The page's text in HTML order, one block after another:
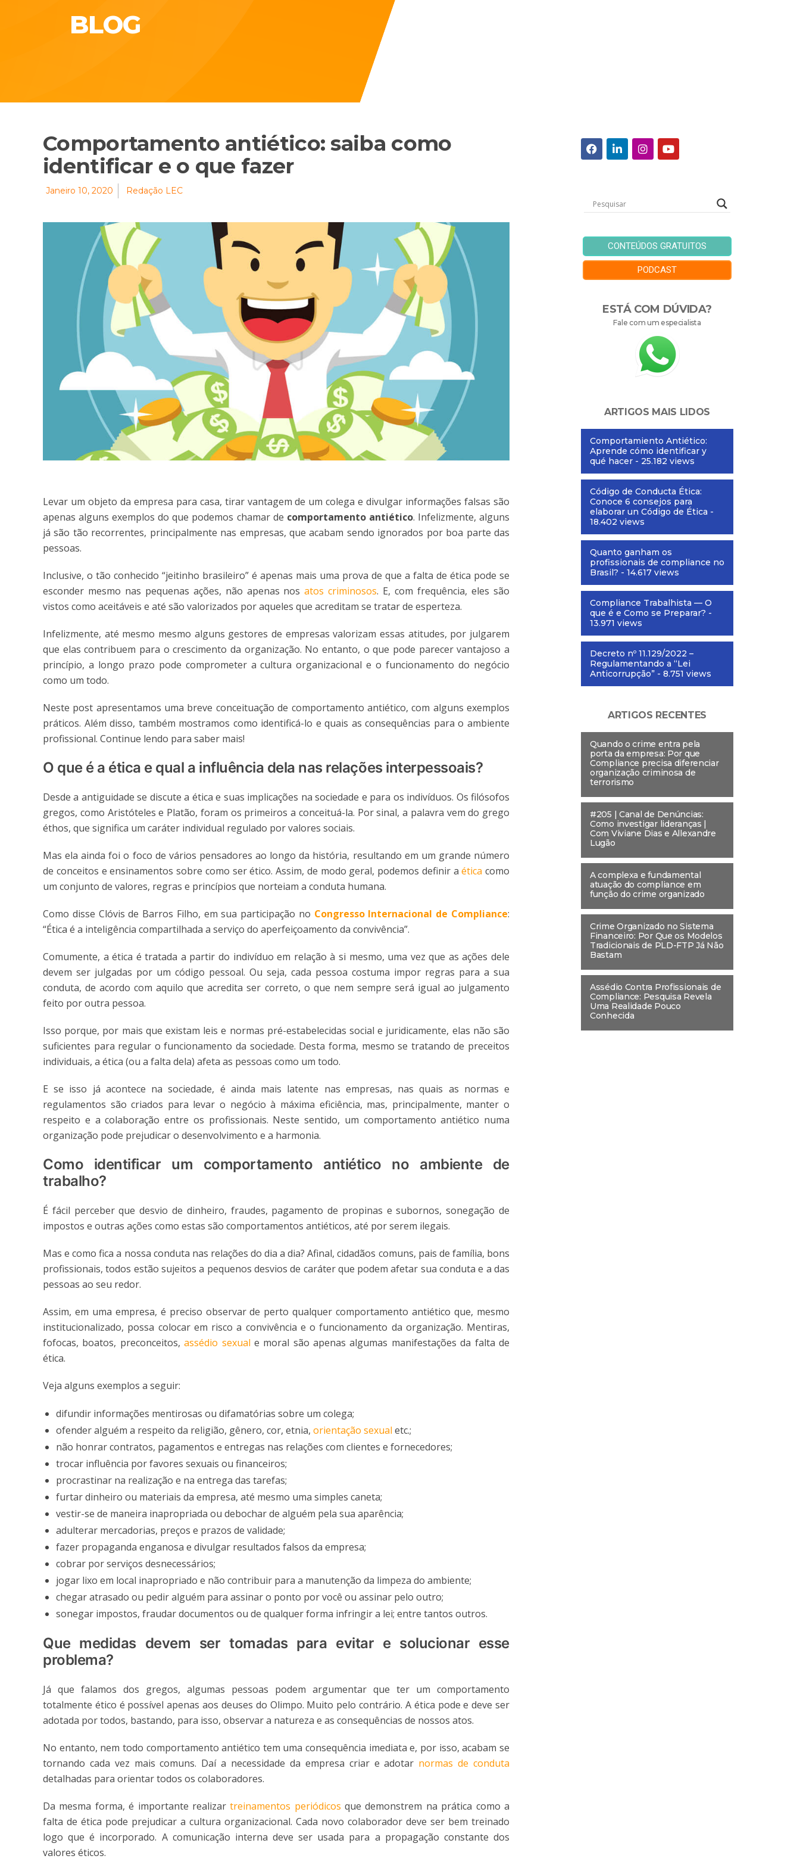
BLOG
Comportamento antiético: saiba como
identificar e o que fazer
Janeiro 10, 2020 Redação LEC
Levar um objeto da empresa para casa, tirar vantagem de um colega e divulgar informações falsas são
apenas alguns exemplos do que podemos chamar de comportamento antiético. Infelizmente, alguns
já são tão recorrentes, principalmente nas empresas, que acabam sendo ignorados por boa parte das
pessoas.
Inclusive, o tão conhecido “jeitinho brasileiro” é apenas mais uma prova de que a falta de ética pode se
esconder mesmo nas pequenas ações, não apenas nosatos criminosos. E, com frequência, eles são
vistos como aceitáveis e até são valorizados por aqueles que acreditam se tratar de esperteza.
Infelizmente, até mesmo mesmo alguns gestores de empresas valorizam essas atitudes, por julgarem
que elas contribuem para o crescimento da organização. No entanto, o que pode parecer vantajoso a
princípio, a longo prazo pode comprometer a cultura organizacional e o funcionamento do negócio
como um todo.
Neste post apresentamos uma breve conceituação de comportamento antiético, com alguns exemplos
práticos. Além disso, também mostramos como identificá-lo e quais as consequências para o ambiente
profissional. Continue lendo para saber mais!
O que é a ética e qual a influência dela nas relações interpessoais?
Desde a antiguidade se discute a ética e suas implicações na sociedade e para os indivíduos. Os filósofos
gregos, como Aristóteles e Platão, foram os primeiros a conceituá-la. Por sinal, a palavra vem do grego
éthos, que significa um caráter individual regulado por valores sociais.
Mas ela ainda foi o foco de vários pensadores ao longo da história, resultando em um grande número
de conceitos e ensinamentos sobre como ser ético. Assim, de modo geral, podemos definir aética como
um conjunto de valores, regras e princípios que norteiam a conduta humana.
Como disse Clóvis de Barros Filho, em sua participação no Congresso Internacional de Compliance:
“Ética é a inteligência compartilhada a serviço do aperfeiçoamento da convivência”.
Comumente, a ética é tratada a partir do indivíduo em relação à si mesmo, uma vez que as ações dele
devem ser julgadas por um código pessoal. Ou seja, cada pessoa costuma impor regras para a sua
conduta, de acordo com aquilo que acredita ser correto, o que nem sempre será igual ao julgamento
feito por outra pessoa.
Isso porque, por mais que existam leis e normas pré-estabelecidas social e juridicamente, elas não são
suficientes para regular o funcionamento da sociedade. Desta forma, mesmo se tratando de preceitos
individuais, a ética (ou a falta dela) afeta as pessoas como um todo.
E se isso já acontece na sociedade, é ainda mais latente nas empresas, nas quais as normas e
regulamentos são criados para levar o negócio à máxima eficiência, mas, principalmente, manter o
respeito e a colaboração entre os profissionais. Neste sentido, um comportamento antiético numa
organização pode prejudicar o desenvolvimento e a harmonia.
Como identificar um comportamento antiético no ambiente de
trabalho?
É fácil perceber que desvio de dinheiro, fraudes, pagamento de propinas e subornos, sonegação de
impostos e outras ações como estas são comportamentos antiéticos, até por serem ilegais.
Mas e como fica a nossa conduta nas relações do dia a dia? Afinal, cidadãos comuns, pais de família, bons
profissionais, todos estão sujeitos a pequenos desvios de caráter que podem afetar sua conduta e a das
pessoas ao seu redor.
Assim, em uma empresa, é preciso observar de perto qualquer comportamento antiético que, mesmo
institucionalizado, possa colocar em risco a convivência e o funcionamento da organização. Mentiras,
fofocas, boatos, preconceitos,assédio sexual e moral são apenas algumas manifestações da falta de
ética.
Veja alguns exemplos a seguir:
difundir informações mentirosas ou difamatórias sobre um colega;
ofender alguém a respeito da religião, gênero, cor, etnia, orientação sexual etc.;
não honrar contratos, pagamentos e entregas nas relações com clientes e fornecedores;
trocar influência por favores sexuais ou financeiros;
procrastinar na realização e na entrega das tarefas;
furtar dinheiro ou materiais da empresa, até mesmo uma simples caneta;
vestir-se de maneira inapropriada ou debochar de alguém pela sua aparência;
adulterar mercadorias, preços e prazos de validade;
fazer propaganda enganosa e divulgar resultados falsos da empresa;
cobrar por serviços desnecessários;
jogar lixo em local inapropriado e não contribuir para a manutenção da limpeza do ambiente;
chegar atrasado ou pedir alguém para assinar o ponto por você ou assinar pelo outro;
sonegar impostos, fraudar documentos ou de qualquer forma infringir a lei; entre tantos outros.
Que medidas devem ser tomadas para evitar e solucionar esse
problema?
Já que falamos dos gregos, algumas pessoas podem argumentar que ter um comportamento
totalmente ético é possível apenas aos deuses do Olimpo. Muito pelo contrário. A ética pode e deve ser
adotada por todos, bastando, para isso, observar a natureza e as consequências de nossos atos.
No entanto, nem todo comportamento antiético tem uma consequência imediata e, por isso, acabam se
tornando cada vez mais comuns. Daí a necessidade da empresa criar e adotar normas de conduta
detalhadas para orientar todos os colaboradores.
Da mesma forma, é importante realizartreinamentos periódicos que demonstrem na prática como a
falta de ética pode prejudicar a cultura organizacional. Cada novo colaborador deve ser bem treinado
logo que é incorporado. A comunicação interna deve ser usada para a propagação constante dos
valores éticos.
CONTEÚDOS GRATUITOS
PODCAST
ESTÁ COM DÚVIDA?
Fale com um especialista
ARTIGOS MAIS LIDOS
Comportamiento Antiético:
Aprende cómo identificar y
qué hacer - 25.182 views
Código de Conducta Ética:
Conoce 6 consejos para
elaborar un Código de Ética -
18.402 views
Quanto ganham os
profissionais de compliance no
Brasil? - 14.617 views
Compliance Trabalhista — O
que é e Como se Preparar? -
13.971 views
Decreto nº 11.129/2022 –
Regulamentando a “Lei
Anticorrupção” - 8.751 views
ARTIGOS RECENTES
Quando o crime entra pela
porta da empresa: Por que
Compliance precisa diferenciar
organização criminosa de
terrorismo
#205 | Canal de Denúncias:
Como investigar lideranças |
Com Viviane Dias e Allexandre
Lugão
A complexa e fundamental
atuação do compliance em
função do crime organizado
Crime Organizado no Sistema
Financeiro: Por Que os Modelos
Tradicionais de PLD-FTP Já Não
Bastam
Assédio Contra Profissionais de
Compliance: Pesquisa Revela
Uma Realidade Pouco
Conhecida